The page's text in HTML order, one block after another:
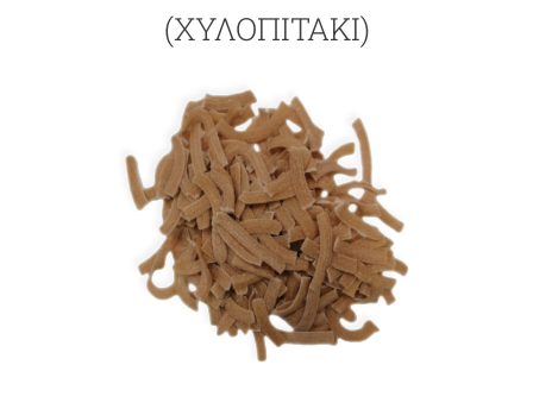
(ΧΥΛΟΠΙΤΆΚΙ)